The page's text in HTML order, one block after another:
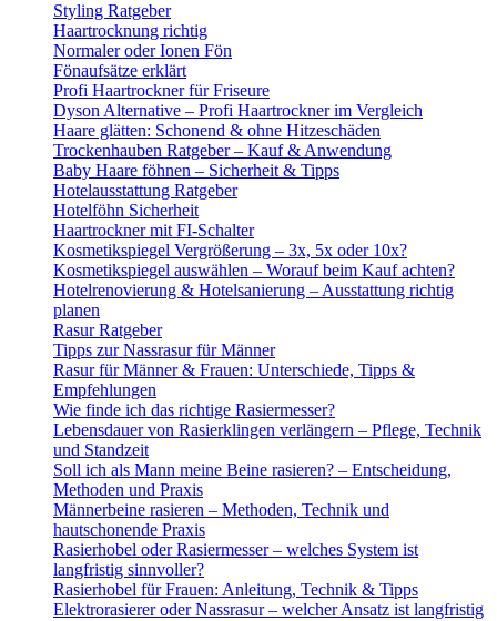
Styling Ratgeber
Haartrocknung richtig
Normaler oder Ionen Fön
Fönaufsätze erklärt
Profi Haartrockner für Friseure
Dyson Alternative – Profi Haartrockner im Vergleich
Haare glätten: Schonend & ohne Hitzeschäden
Trockenhauben Ratgeber – Kauf & Anwendung
Baby Haare föhnen – Sicherheit & Tipps
Hotelausstattung Ratgeber
Hotelföhn Sicherheit
Haartrockner mit FI-Schalter
Kosmetikspiegel Vergrößerung – 3x, 5x oder 10x?
Kosmetikspiegel auswählen – Worauf beim Kauf achten?
Hotelrenovierung & Hotelsanierung – Ausstattung richtig
planen
Rasur Ratgeber
Tipps zur Nassrasur für Männer
Rasur für Männer & Frauen: Unterschiede, Tipps &
Empfehlungen
Wie finde ich das richtige Rasiermesser?
Lebensdauer von Rasierklingen verlängern – Pflege, Technik
und Standzeit
Soll ich als Mann meine Beine rasieren? – Entscheidung,
Methoden und Praxis
Männerbeine rasieren – Methoden, Technik und
hautschonende Praxis
Rasierhobel oder Rasiermesser – welches System ist
langfristig sinnvoller?
Rasierhobel für Frauen: Anleitung, Technik & Tipps
Elektrorasierer oder Nassrasur – welcher Ansatz ist langfristig